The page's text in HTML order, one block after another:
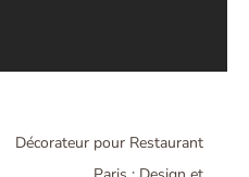
Décorateur pour Restaurant